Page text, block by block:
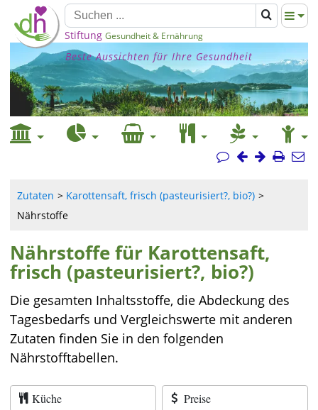
Stiftung Gesundheit & Ernährung
Beste Aussichten für Ihre Gesundheit
Zutaten
Karottensaft, frisch (pasteurisiert?, bio?)
Nährstoffe
Nährstoffe für Karottensaft,
frisch (pasteurisiert?, bio?)
Die gesamten Inhaltsstoffe, die Abdeckung des
Tagesbedarfs und Vergleichswerte mit anderen
Zutaten finden Sie in den folgenden
Nährstofftabellen.
Küche Preise